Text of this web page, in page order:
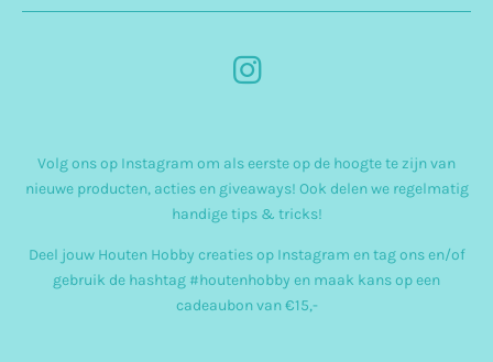
I
t
a
g
r
a
Volg ons op Instagram om als eerste op de hoogte te zijn van
nieuwe producten, acties en giveaways! Ook delen we regelmatig
handige tips & tricks!
Deel jouw Houten Hobby creaties op Instagram en tag ons en/of
gebruik de hashtag #houtenhobby en maak kans op een
cadeaubon van €15,-